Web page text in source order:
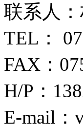
联系人
TEL：
FAX：
H/P：
E-mail：